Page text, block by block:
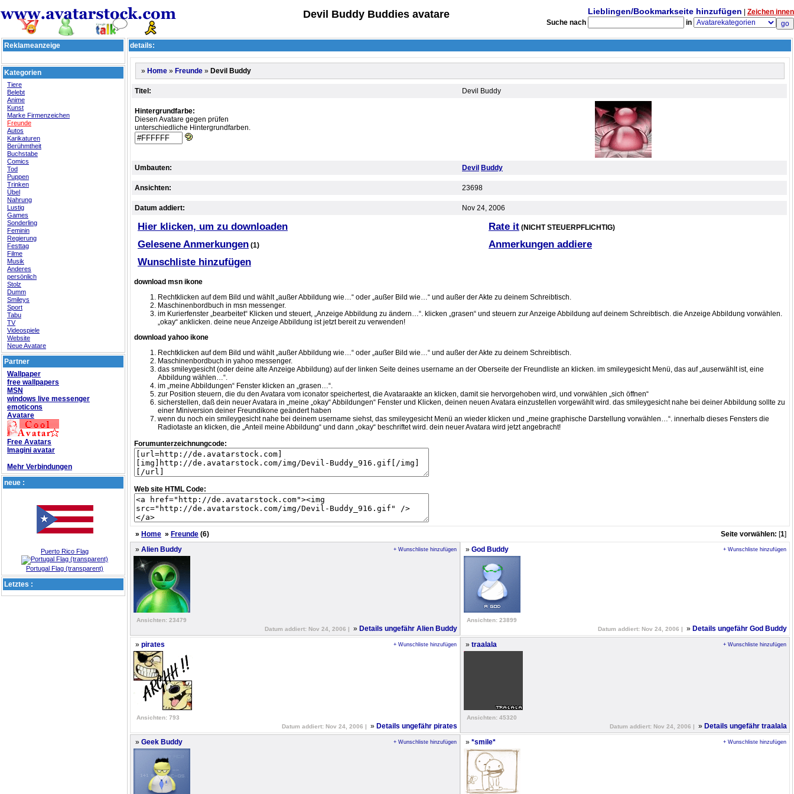
Devil Buddy Buddies avatare Lieblingen/Bookmarkseite hinzufügen
Zeichen innen
Suche nach
in
Reklameanzeige
Kategorien
Tiere
Belebt
Anime
Kunst
Marke Firmenzeichen
Freunde
Autos
Karikaturen
Berühmtheit
Buchstabe
Comics
Tod
Puppen
Trinken
Übel
Nahrung
Lustig
Games
Sonderling
Feminin
Regierung
Festtag
Filme
Musik
Anderes
persönlich
Stolz
Dumm
Smileys
Sport
Tabu
TV
Videospiele
Website
Neue Avatare
Partner
Wallpaper
free wallpapers
MSN
windows live messenger
emoticons
Avatare
Free Avatars
Imagini avatar
Mehr Verbindungen
neue :
Puerto Rico Flag
Portugal Flag (transparent)
Letztes :
details:
» Home » Freunde » Devil Buddy
Titel: Devil Buddy
Hintergrundfarbe:
Diesen Avatare gegen prüfen
unterschiedliche Hintergrundfarben.
Umbauten: Devil Buddy
Ansichten: 23698
Datum addiert: Nov 24, 2006
Hier klicken, um zu downloaden Rate it (NICHT STEUERPFLICHTIG)
Gelesene Anmerkungen (1)
Anmerkungen addiere
Wunschliste hinzufügen
download msn ikone
Rechtklicken auf dem Bild und wählt „außer Abbildung wie…“ oder „außer Bild wie…“ und außer der Akte zu deinem Schreibtisch.
Maschinenbordbuch in msn messenger.
im Kurierfenster „bearbeitet“ Klicken und steuert, „Anzeige Abbildung zu ändern…“. klicken „grasen“ und steuern zur Anzeige Abbildung auf deinem Schreibtisch. die Anzeige Abbildung vorwählen.
„okay“ anklicken. deine neue Anzeige Abbildung ist jetzt bereit zu verwenden!
download yahoo ikone
Rechtklicken auf dem Bild und wählt „außer Abbildung wie…“ oder „außer Bild wie…“ und außer der Akte zu deinem Schreibtisch.
Maschinenbordbuch in yahoo messenger.
das smileygesicht (oder deine alte Anzeige Abbildung) auf der linken Seite deines username an der Oberseite der Freundliste an klicken. im smileygesicht Menü, das auf „auserwählt ist, eine
Abbildung wählen…“.
im „meine Abbildungen“ Fenster klicken an „grasen…“.
zur Position steuern, die du den Avatara vom iconator speichertest, die Avataraakte an klicken, damit sie hervorgehoben wird, und vorwählen „sich öffnen“
sicherstellen, daß dein neuer Avatara in „meine „okay“ Abbildungen“ Fenster und Klicken, deinen neuen Avatara einzustellen vorgewählt wird. das smileygesicht nahe bei deiner Abbildung sollte zu
einer Miniversion deiner Freundikone geändert haben
wenn du noch ein smileygesicht nahe bei deinem username siehst, das smileygesicht Menü an wieder klicken und „meine graphische Darstellung vorwählen…“. innerhalb dieses Fensters die
Radiotaste an klicken, die „Anteil meine Abbildung“ und dann „okay“ beschriftet wird. dein neuer Avatara wird jetzt angebracht!
Forumunterzeichnungcode:
Web site HTML Code:
» Home » Freunde (6) Seite vorwählen: [1]
» Alien Buddy + Wunschliste hinzufügen
Ansichten: 23479
Datum addiert: Nov 24, 2006 |
» Details ungefähr Alien Buddy
» God Buddy + Wunschliste hinzufügen
Ansichten: 23899
Datum addiert: Nov 24, 2006 |
» Details ungefähr God Buddy
» pirates + Wunschliste hinzufügen
Ansichten: 793
Datum addiert: Nov 24, 2006 |
» Details ungefähr pirates
» traalala + Wunschliste hinzufügen
Ansichten: 45320
Datum addiert: Nov 24, 2006 |
» Details ungefähr traalala
» Geek Buddy + Wunschliste hinzufügen » *smile* + Wunschliste hinzufügen